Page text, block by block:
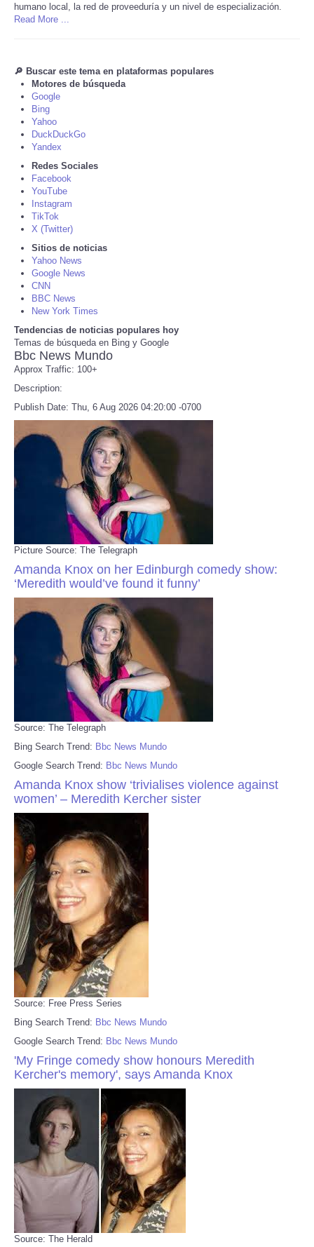
Tecnologia
CATEGORIES
CARTOONS
CONTACT
SEARCH
SHOPPING
Daily Deals
RobinsPost Store
Refund Policy
humano local, la red de proveeduría y un nivel de especialización.
Read More ...
🔎 Buscar este tema en plataformas populares
Motores de búsqueda
Google
Bing
Yahoo
DuckDuckGo
Yandex
Redes Sociales
Facebook
YouTube
Instagram
TikTok
X (Twitter)
Sitios de noticias
Yahoo News
Google News
CNN
BBC News
New York Times
Tendencias de noticias populares hoy
Temas de búsqueda en Bing y Google
Bbc News Mundo
Approx Traffic: 100+
Description:
Publish Date: Thu, 6 Aug 2026 04:20:00 -0700
Picture Source: The Telegraph
Amanda Knox on her Edinburgh comedy show:
‘Meredith would’ve found it funny’
Source: The Telegraph
Bing Search Trend: Bbc News Mundo
Google Search Trend: Bbc News Mundo
Amanda Knox show ‘trivialises violence against
women’ – Meredith Kercher sister
Source: Free Press Series
Bing Search Trend: Bbc News Mundo
Google Search Trend: Bbc News Mundo
'My Fringe comedy show honours Meredith
Kercher's memory', says Amanda Knox
Source: The Herald